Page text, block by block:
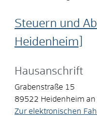
Steuern und
Heidenheim]
Hausanschrift
Grabenstraße 15
89522 Heidenheim an
Zur elektronischen